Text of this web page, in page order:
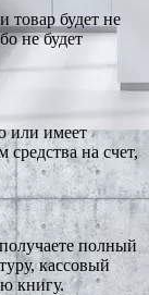
товар будет не
не будет
или имеет
средства на счет,
полный
кассовый
книгу.